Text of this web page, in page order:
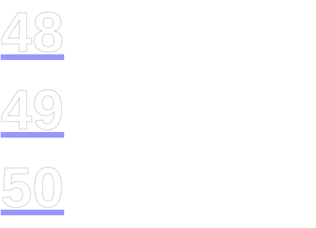
48
49
50